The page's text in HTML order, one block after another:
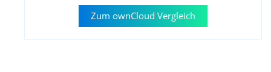
Zum ownCloud Vergleich